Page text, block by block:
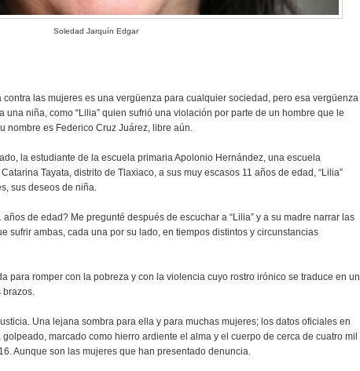
Soledad Jarquín Edgar
las mujeres es una vergüenza para cualquier sociedad, pero esa vergüenza
una niña, como “Lilia” quien sufrió una violación por parte de un hombre que le
nombre es Federico Cruz Juárez, libre aún.
la estudiante de la escuela primaria Apolonio Hernández, una escuela
Tayata, distrito de Tlaxiaco, a sus muy escasos 11 años de edad, “Lilia”
sus deseos de niña.
de edad? Me pregunté después de escuchar a “Lilia” y a su madre narrar las
sufrir ambas, cada una por su lado, en tiempos distintos y circunstancias
para romper con la pobreza y con la violencia cuyo rostro irónico se traduce en un
brazos.
Una lejana sombra para ella y para muchas mujeres; los datos oficiales en
marcado como hierro ardiente el alma y el cuerpo de cerca de cuatro mil
Aunque son las mujeres que han presentado denuncia.